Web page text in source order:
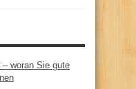
woran Sie gute